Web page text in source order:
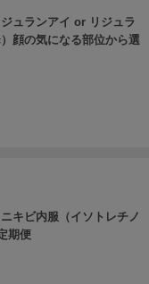
ュランアイ or リジュラ
顔の気になる部位から選
キビ内服（イソトレチノ
期便